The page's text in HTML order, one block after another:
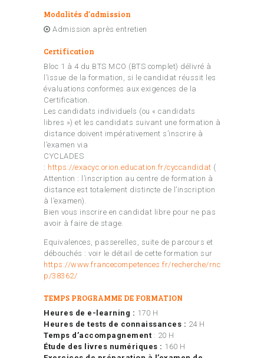
Modalités d’admission
Admission après entretien
Certification
Bloc 1 à 4 du BTS MCO (BTS complet) délivré à
l’issue de la formation, si le candidat réussit les
évaluations conformes aux exigences de la
Certification.
Les candidats individuels (ou « candidats
libres ») et les candidats suivant une formation à
distance doivent impérativement s’inscrire à
l’examen via
CYCLADES
: https://exacyc.orion.education.fr/cyccandidat (
Attention : l’inscription au centre de formation à
distance est totalement distincte de l’inscription
à l’examen).
Bien vous inscrire en candidat libre pour ne pas
avoir à faire de stage.
Equivalences, passerelles, suite de parcours et
débouchés : voir le détail de cette formation sur
https://www.francecompetences.fr/recherche/rnc
p/38362/
TEMPS PROGRAMME DE FORMATION
Heures de e-learning : 170 H
Heures de tests de connaissances : 24 H
Temps d’accompagnement : 20 H
Étude des livres numériques : 160 H